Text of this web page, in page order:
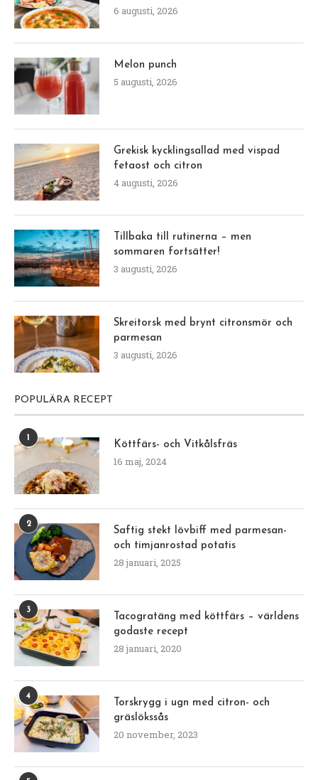
6 augusti, 2026
Melon punch
5 augusti, 2026
Grekisk kycklingsallad med vispad
fetaost och citron
4 augusti, 2026
Tillbaka till rutinerna – men
sommaren fortsätter!
3 augusti, 2026
Skreitorsk med brynt citronsmör och
parmesan
3 augusti, 2026
POPULÄRA RECEPT
Köttfärs- och Vitkålsfräs
16 maj, 2024
2
Saftig stekt lövbiff med parmesan-
och timjanrostad potatis
28 januari, 2025
3
Tacogratäng med köttfärs – världens
godaste recept
28 januari, 2020
4
Torskrygg i ugn med citron- och
gräslökssås
20 november, 2023